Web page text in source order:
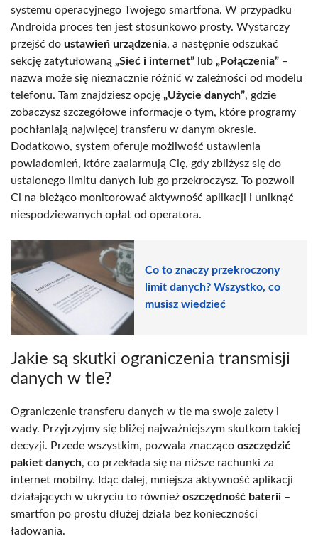
systemu operacyjnego Twojego smartfona. W przypadku
Androida proces ten jest stosunkowo prosty. Wystarczy
przejść do ustawień urządzenia, a następnie odszukać
sekcję zatytułowaną „Sieć i internet” lub „Połączenia” –
nazwa może się nieznacznie różnić w zależności od modelu
telefonu. Tam znajdziesz opcję „Użycie danych”, gdzie
zobaczysz szczegółowe informacje o tym, które programy
pochłaniają najwięcej transferu w danym okresie.
Dodatkowo, system oferuje możliwość ustawienia
powiadomień, które zaalarmują Cię, gdy zbliżysz się do
ustalonego limitu danych lub go przekroczysz. To pozwoli
Ci na bieżąco monitorować aktywność aplikacji i uniknąć
niespodziewanych opłat od operatora.
Co to znaczy przekroczony
limit danych? Wszystko, co
musisz wiedzieć
Jakie są skutki ograniczenia transmisji
danych w tle?
Ograniczenie transferu danych w tle ma swoje zalety i
wady. Przyjrzyjmy się bliżej najważniejszym skutkom takiej
decyzji. Przede wszystkim, pozwala znacząco oszczędzić
pakiet danych, co przekłada się na niższe rachunki za
internet mobilny. Idąc dalej, mniejsza aktywność aplikacji
działających w ukryciu to również oszczędność baterii –
smartfon po prostu dłużej działa bez konieczności
ładowania.